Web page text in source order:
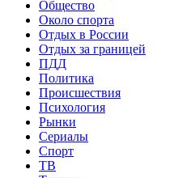
Общество
Около спорта
Отдых в России
Отдых за границей
ПДД
Политика
Происшествия
Психология
Рынки
Сериалы
Спорт
ТВ